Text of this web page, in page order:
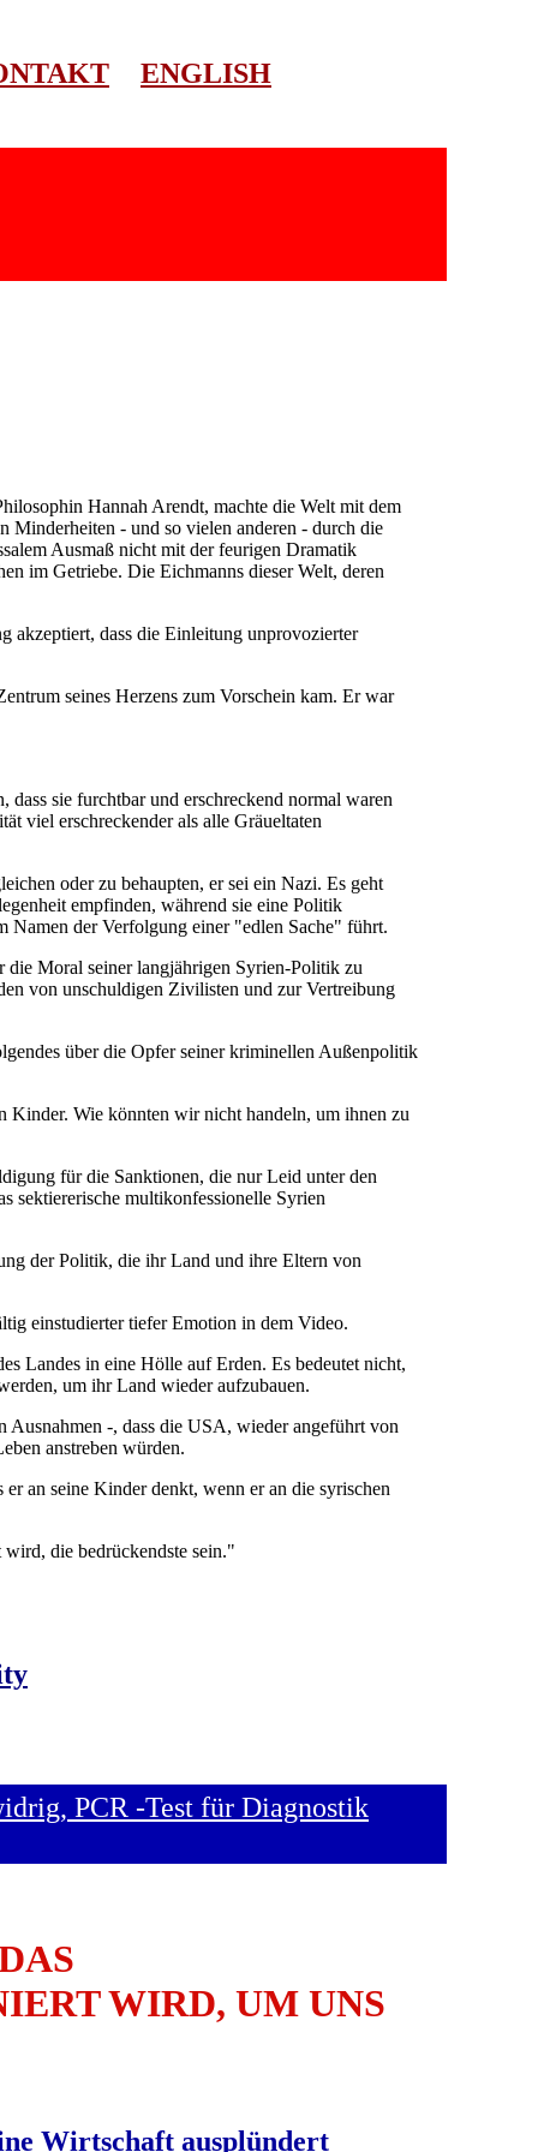
ENGLISH
Hannah Arendt, machte die Welt mit dem
Minderheiten - und so vielen anderen - durch die
Ausmaß nicht mit der feurigen Dramatik
im Getriebe. Die Eichmanns dieser Welt, deren
akzeptiert, dass die Einleitung unprovozierter
seines Herzens zum Vorschein kam. Er war
sie furchtbar und erschreckend normal waren
viel erschreckender als alle Gräueltaten
oder zu behaupten, er sei ein Nazi. Es geht
empfinden, während sie eine Politik
Namen der Verfolgung einer "edlen Sache" führt.
die Moral seiner langjährigen Syrien-Politik zu
von unschuldigen Zivilisten und zur Vertreibung
über die Opfer seiner kriminellen Außenpolitik
Kinder. Wie könnten wir nicht handeln, um ihnen zu
für die Sanktionen, die nur Leid unter den
sektiererische multikonfessionelle Syrien
der Politik, die ihr Land und ihre Eltern von
einstudierter tiefer Emotion in dem Video.
Landes in eine Hölle auf Erden. Es bedeutet nicht,
um ihr Land wieder aufzubauen.
Ausnahmen -, dass die USA, wieder angeführt von
anstreben würden.
an seine Kinder denkt, wenn er an die syrischen
die bedrückendste sein."
PCR -Test für Diagnostik
WIRD, UM UNS
Wirtschaft ausplündert